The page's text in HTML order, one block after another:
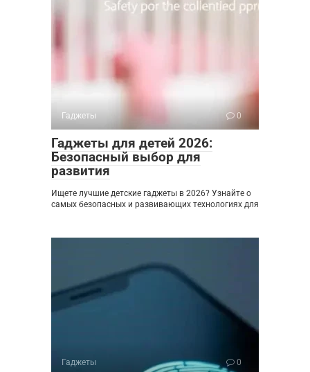
Гаджеты 0
Гаджеты для детей 2026:
Безопасный выбор для
развития
Ищете лучшие детские гаджеты в 2026? Узнайте о
самых безопасных и развивающих технологиях для
Гаджеты 0